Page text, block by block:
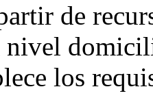
de
nivel
los